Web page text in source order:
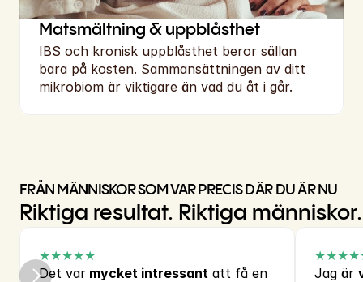
Matsmältning & uppblåsthet
IBS och kronisk uppblåsthet beror sällan
bara på kosten. Sammansättningen av ditt
mikrobiom är viktigare än vad du åt i går.
FRÅN MÄNNISKOR SOM VAR PRECIS DÄR DU ÄR NU
Riktiga resultat. Riktiga människor.
★★★★★
Det var mycket intressant att få en
Jag är